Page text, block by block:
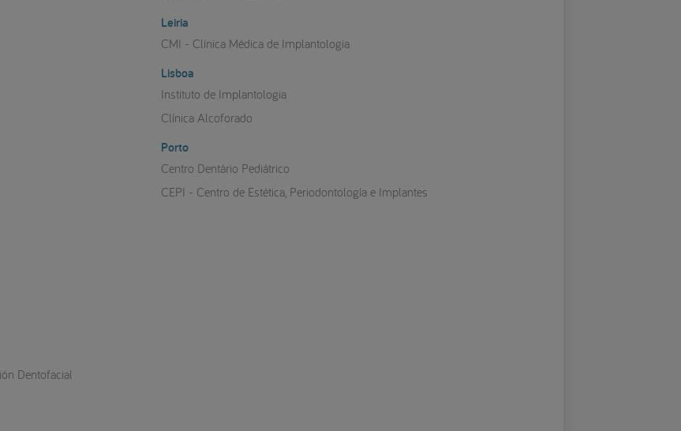
Leiria
CMI - Clínica Médica de Implantologia
Lisboa
Instituto de Implantologia
Clínica Alcoforado
Porto
Centro Dentário Pediátrico
CEPI - Centro de Estética, Periodontología e Implantes
Dentofacial